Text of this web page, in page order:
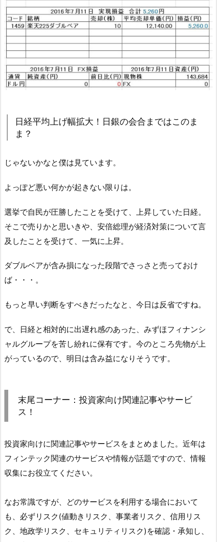
日経平均上げ幅拡大！日銀の会合まではこのま
ま？
じゃないかなと僕は見ています。
よっぽど悪い何かが起きない限りは。
選挙で自民が圧勝したことを受けて、上昇していた日経。
そこで売りかと思いきや、安倍総理が経済対策について言
及したことを受けて、一気に上昇。
ダブルベアが含み損になった段階でさっさと売っておけ
ば・・・。
もっと早い判断をすべきだったなと、今日は反省ですね。
で、日経と相対的に出遅れ感のあった、みずほフィナンシ
ャルグループを苦し紛れに保有です。今のところ先物が上
がっているので、明日は含み益になりそうです。
末尾コーナー：投資家向け関連記事やサービ
ス！
投資家向けに関連記事やサービスをまとめました。近年は
フィンテック関連のサービスや情報が話題ですので、情報
収集にお役立てください。
なお常識ですが、どのサービスを利用する場合において
も、必ずリスク(値動きリスク、事業者リスク、信用リス
ク、地政学リスク、セキュリティリスク)を確認・承知し、